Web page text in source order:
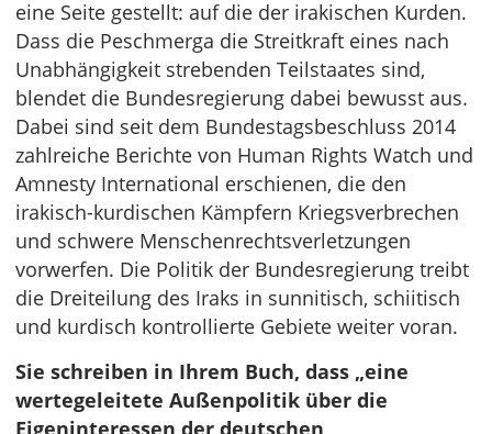
eine Seite gestellt: auf die der irakischen Kurden.
Dass die Peschmerga die Streitkraft eines nach
Unabhängigkeit strebenden Teilstaates sind,
blendet die Bundesregierung dabei bewusst aus.
Dabei sind seit dem Bundestagsbeschluss 2014
zahlreiche Berichte von Human Rights Watch und
Amnesty International erschienen, die den
irakisch-kurdischen Kämpfern Kriegsverbrechen
und schwere Menschenrechtsverletzungen
vorwerfen. Die Politik der Bundesregierung treibt
die Dreiteilung des Iraks in sunnitisch, schiitisch
und kurdisch kontrollierte Gebiete weiter voran.
Sie schreiben in Ihrem Buch, dass „eine
wertegeleitete Außenpolitik über die
Eigeninteressen der deutschen